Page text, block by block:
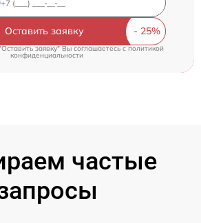
Оставить заявку
заявку" Вы соглашаетесь cполитикой
конфиденциальности
частые